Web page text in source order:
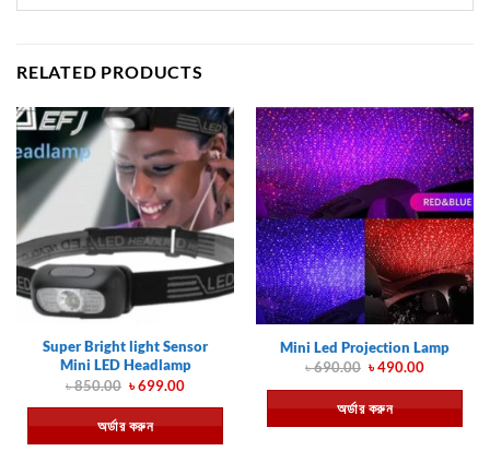
RELATED PRODUCTS
Super Bright light Sensor
Mini LED Headlamp
৳850.00 Original
was:
৳ 850.00.
৳699.00Current
is:
৳ 699.00.
অর্ডার করুন
Mini Led Projection Lamp
৳690.00 Original
was:
৳ 690.00.
৳490.00Current
is:
৳ 490.00.
অর্ডার করুন